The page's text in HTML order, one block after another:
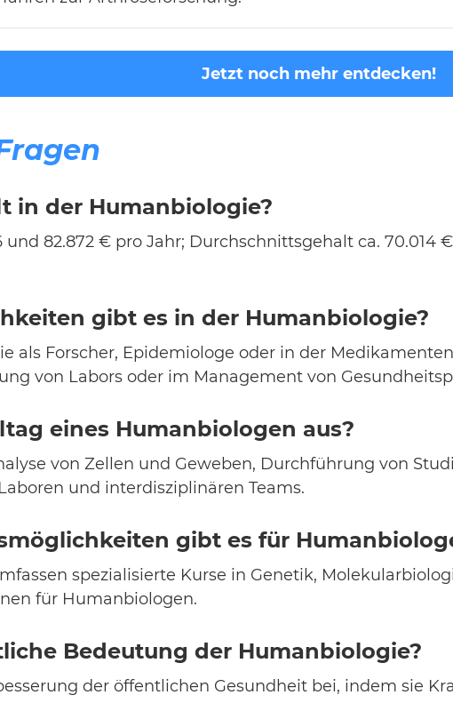
Jetzt noch mehr entdecken!
in der Humanbiologie?
und 82.872 € pro Jahr; Durchschnittsgehalt ca. 70.014
gibt es in der Humanbiologie?
als Forscher, Epidemiologe oder in der
von Labors oder im Management von
eines Humanbiologen aus?
von Zellen und Geweben, Durchführung von
und interdisziplinären Teams.
gibt es für
spezialisierte Kurse in Genetik,
für Humanbiologen.
Bedeutung der Humanbiologie?
der öffentlichen Gesundheit bei, indem sie